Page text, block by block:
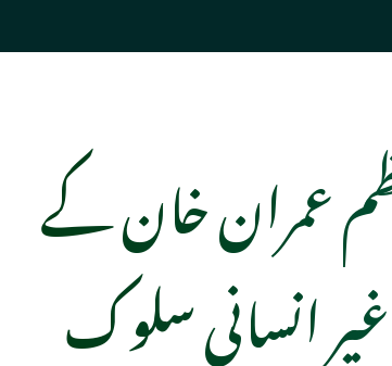
عمران خان کے
انسانی سلوک